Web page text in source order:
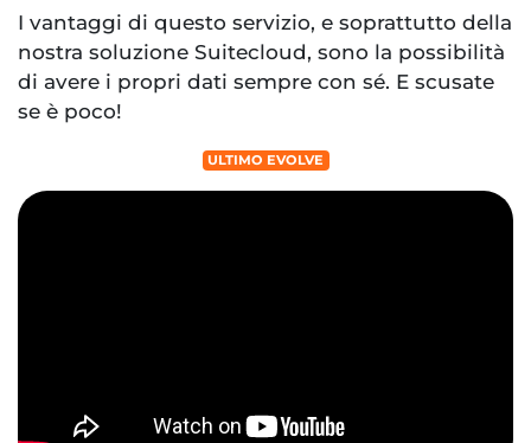
I vantaggi di questo servizio, e soprattutto della
nostra soluzione Suitecloud, sono la possibilità
di avere i propri dati sempre con sé. E scusate
se è poco!
ULTIMO EVOLVE